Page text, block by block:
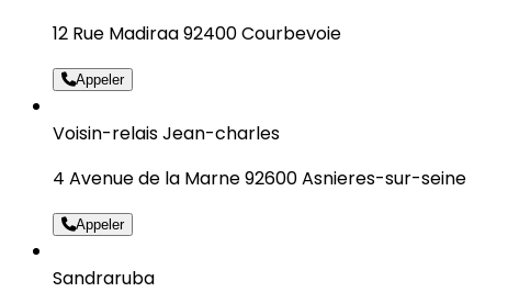
12 Rue Madiraa 92400 Courbevoie
Appeler
Voisin-relais Jean-charles
4 Avenue de la Marne 92600 Asnieres-sur-seine
Appeler
Sandraruba